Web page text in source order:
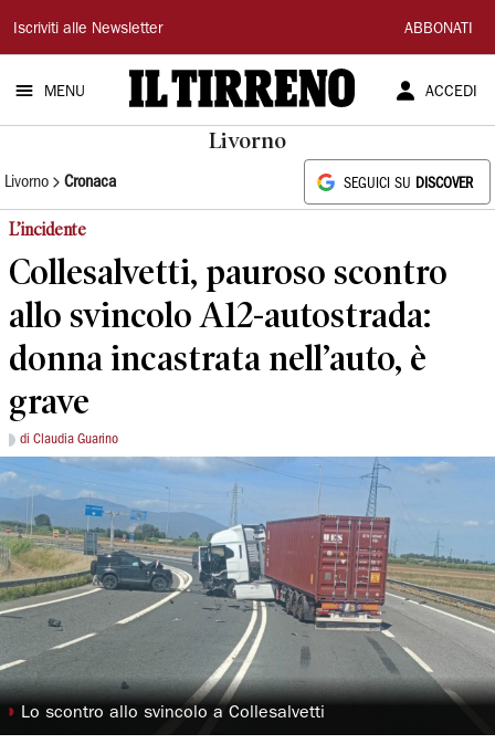
Il
Tirreno
Iscriviti alle Newsletter ABBONATI
MENU ACCEDI
Livorno
Livorno Cronaca SEGUICI SU DISCOVER
L’incidente
Collesalvetti, pauroso scontro
allo svincolo A12-autostrada:
donna incastrata nell’auto, è
grave
di Claudia Guarino
◗ Lo scontro allo svincolo a Collesalvetti